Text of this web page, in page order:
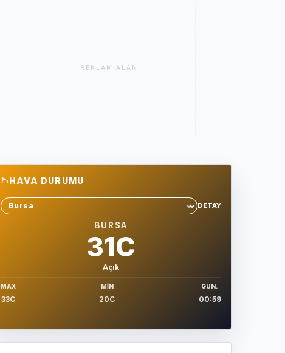
REKLAM ALANI
HAVA DURUMU
Sehir sec
DETAY
BURSA
31C
Açık
MAX
33C
MIN
20C
GUN.
00:59